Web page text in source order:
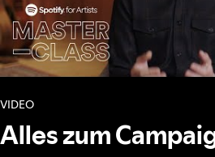
VIDEO
Alles zum